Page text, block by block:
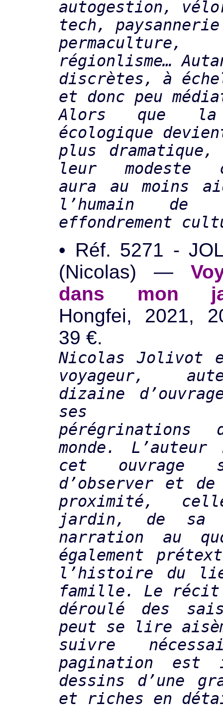
autogestion,
tech,
régionlisme…
discrètes, à
et donc peu
Alors que la
écologique
plus dramatique,
leur modeste
aura au moins
l’humain de
effondrement
• Réf. 5271 -
(Nicolas) —
dans mon
Hongfei, 2021,
39 €.
Nicolas Jolivot
voyageur,
dizaine
ses
monde. L’auteur
cet ouvrage
d’observer et
proximité,
jardin, de sa
narration au
également
l’histoire du
famille. Le
déroulé des
peut se lire
suivre
pagination
dessins d’une
et riches en